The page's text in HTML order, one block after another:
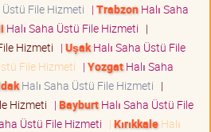
File Hizmeti | TrabzonHalı Saha
Halı Saha Üstü File Hizmeti |
Hizmeti | UşakHalı Saha Üstü File
File Hizmeti | YozgatHalı Saha
Halı Saha Üstü File Hizmeti |
Hizmeti | BayburtHalı Saha Üstü File
Üstü File Hizmeti | KırıkkaleHalı